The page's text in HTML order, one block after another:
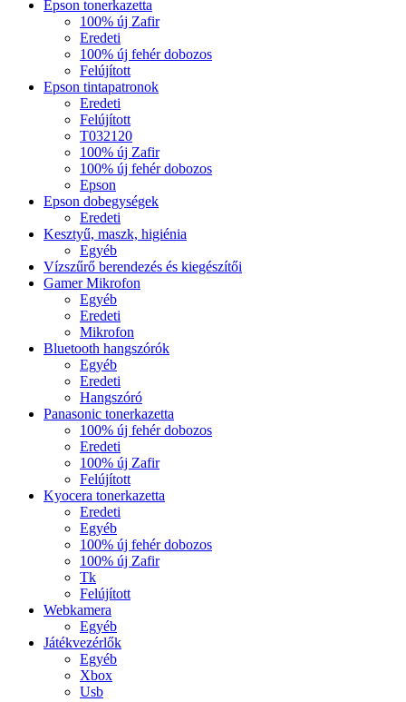
Epson tonerkazetta
100% új Zafir
Eredeti
100% új fehér dobozos
Felújított
Epson tintapatronok
Eredeti
Felújított
T032120
100% új Zafir
100% új fehér dobozos
Epson
Epson dobegységek
Eredeti
Kesztyű, maszk, higiénia
Egyéb
Vízszűrő berendezés és kiegészítői
Gamer Mikrofon
Egyéb
Eredeti
Mikrofon
Bluetooth hangszórók
Egyéb
Eredeti
Hangszóró
Panasonic tonerkazetta
100% új fehér dobozos
Eredeti
100% új Zafir
Felújított
Kyocera tonerkazetta
Eredeti
Egyéb
100% új fehér dobozos
100% új Zafir
Tk
Felújított
Webkamera
Egyéb
Játékvezérlők
Egyéb
Xbox
Usb